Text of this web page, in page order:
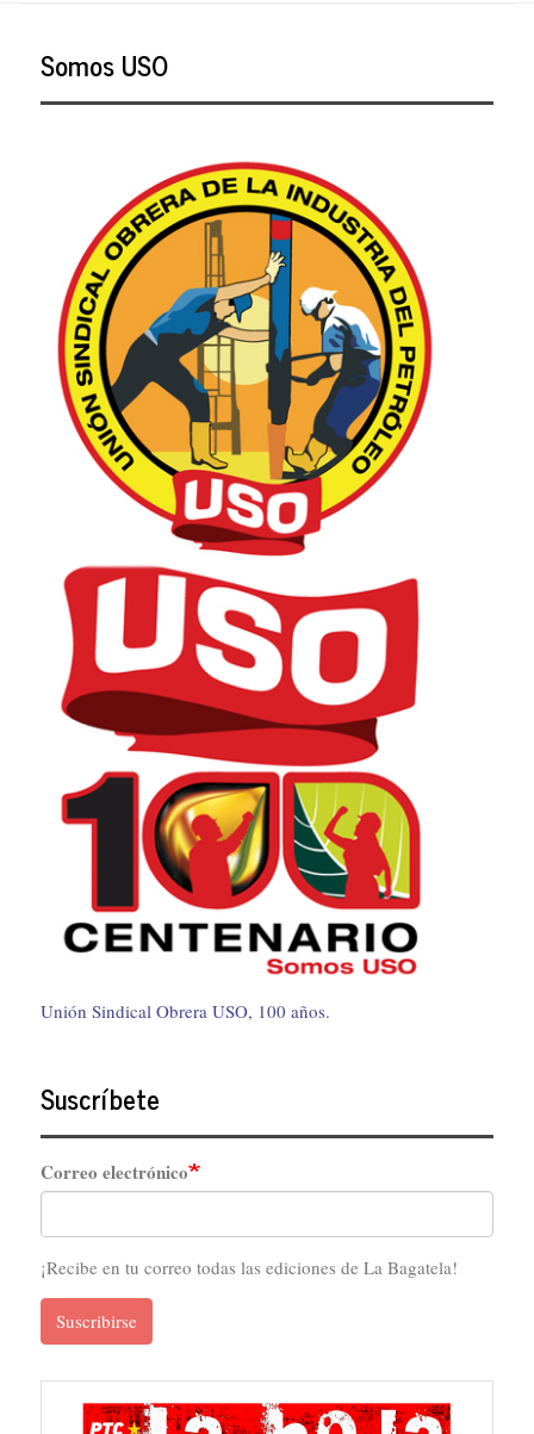
Somos USO
Unión Sindical Obrera USO, 100 años.
Suscríbete
Correo electrónico
¡Recibe en tu correo todas las ediciones de La Bagatela!
Suscribirse